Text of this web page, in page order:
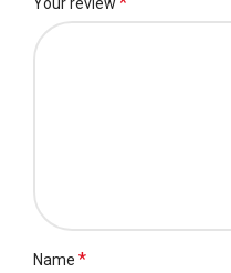
Your review
Name *